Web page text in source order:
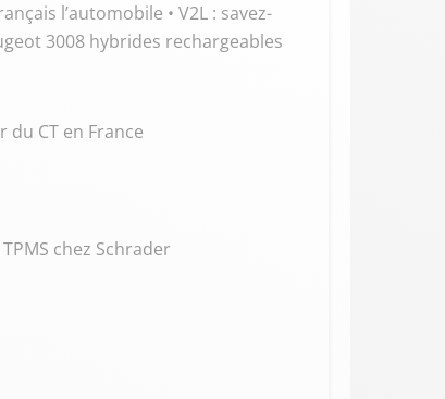
l’automobile • V2L : savez-
3008 hybrides rechargeables
du CT en France
chez Schrader